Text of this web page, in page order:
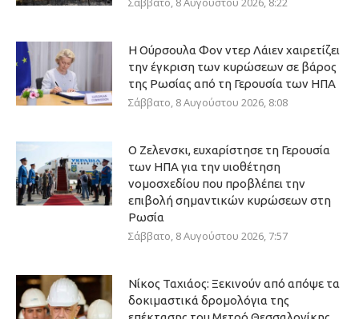
Η Ούρσουλα Φον ντερ Λάιεν χαιρετίζει
την έγκριση των κυρώσεων σε βάρος
της Ρωσίας από τη Γερουσία των ΗΠΑ
Σάββατο, 8 Αυγούστου 2026, 8:08
Ο Ζελενσκι, ευχαρίστησε τη Γερουσία
των ΗΠΑ για την υιοθέτηση
νομοσχεδίου που προβλέπει την
επιβολή σημαντικών κυρώσεων στη
Ρωσία
Σάββατο, 8 Αυγούστου 2026, 7:57
Νίκος Ταχιάος: Ξεκινούν από απόψε τα
δοκιμαστικά δρομολόγια της